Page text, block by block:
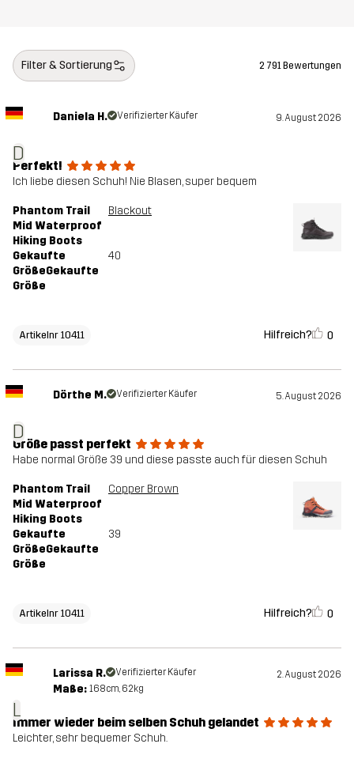
Filter & Sortierung 2 791 Bewertungen
D
Daniela H. Verifizierter Käufer 9. August 2026
Perfekt!
Ich liebe diesen Schuh! Nie Blasen, super bequem
Phantom Trail
Mid Waterproof
Hiking Boots
Blackout
Gekaufte
GrößeGekaufte
Größe
40
Artikelnr 10411 Hilfreich? 0
D
Dörthe M. Verifizierter Käufer 5. August 2026
Größe passt perfekt
Habe normal Größe 39 und diese passte auch für diesen Schuh
Phantom Trail
Mid Waterproof
Hiking Boots
Copper Brown
Gekaufte
GrößeGekaufte
Größe
39
Artikelnr 10411 Hilfreich? 0
L
Larissa R. Verifizierter Käufer 2. August 2026
Maße: 168cm, 62kg
Immer wieder beim selben Schuh gelandet
Leichter, sehr bequemer Schuh.